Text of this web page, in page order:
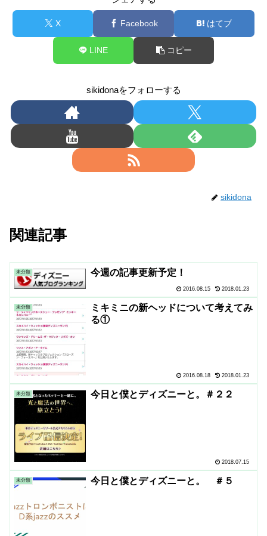
X Facebook はてブ
LINE コピー
sikidonaをフォローする
sikidona
関連記事
未分類 今週の記事更新予定！
2016.08.15 2018.01.23
未分類
ミキミニの新ヘッドについて考えてみ
る①
2016.08.18 2018.01.23
未分類 今日と僕とディズニーと。＃２２
2018.07.15
未分類 今日と僕とディズニーと。 ＃５